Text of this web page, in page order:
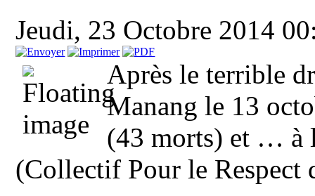
Jeudi, 23 Octobre 2014
Après le terrible
Manang le 13
(43 morts) et … à
(Collectif Pour le Respect